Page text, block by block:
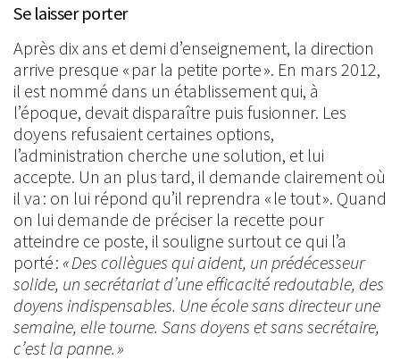
Se laisser porter
Après dix ans et demi d’enseignement, la direction
arrive presque « par la petite porte ». En mars 2012,
il est nommé dans un établissement qui, à
l’époque, devait disparaître puis fusionner. Les
doyens refusaient certaines options,
l’administration cherche une solution, et lui
accepte. Un an plus tard, il demande clairement où
il va : on lui répond qu’il reprendra « le tout ». Quand
on lui demande de préciser la recette pour
atteindre ce poste, il souligne surtout ce qui l’a
porté : « Des collègues qui aident, un prédécesseur
solide, un secrétariat d’une efficacité redoutable, des
doyens indispensables. Une école sans directeur une
semaine, elle tourne. Sans doyens et sans secrétaire,
c’est la panne. »